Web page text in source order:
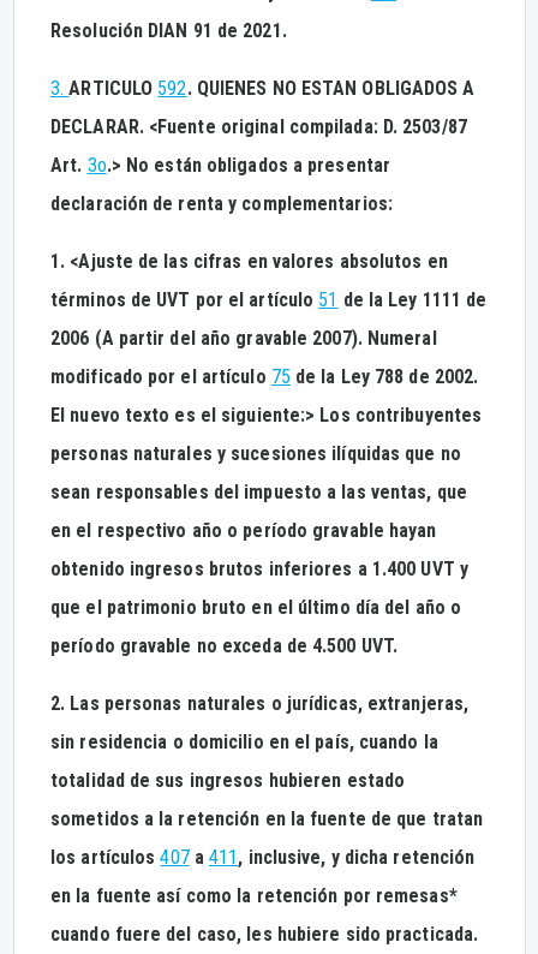
Resolución DIAN 91 de 2021.
3.ARTICULO 592. QUIENES NO ESTAN OBLIGADOS A
DECLARAR. <Fuente original compilada: D. 2503/87
Art. 3o.> No están obligados a presentar
declaración de renta y complementarios:
1. <Ajuste de las cifras en valores absolutos en
términos de UVT por el artículo 51 de la Ley 1111 de
2006 (A partir del año gravable 2007). Numeral
modificado por el artículo 75 de la Ley 788 de 2002.
El nuevo texto es el siguiente:> Los contribuyentes
personas naturales y sucesiones ilíquidas que no
sean responsables del impuesto a las ventas, que
en el respectivo año o período gravable hayan
obtenido ingresos brutos inferiores a 1.400 UVT y
que el patrimonio bruto en el último día del año o
período gravable no exceda de 4.500 UVT.
2. Las personas naturales o jurídicas, extranjeras,
sin residencia o domicilio en el país, cuando la
totalidad de sus ingresos hubieren estado
sometidos a la retención en la fuente de que tratan
los artículos407a411 , inclusive, y dicha retención
en la fuente así como la retención por remesas*
cuando fuere del caso, les hubiere sido practicada.